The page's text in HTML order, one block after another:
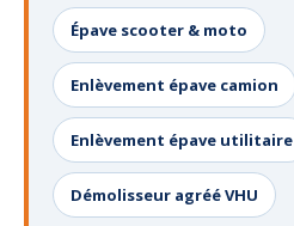
Épave scooter & moto
Enlèvement épave camion
Enlèvement épave utilitaire
Démolisseur agréé VHU